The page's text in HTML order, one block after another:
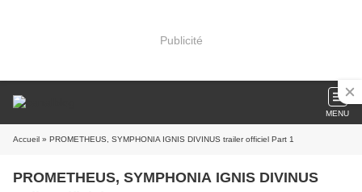
Publicité
MENU
Accueil » PROMETHEUS, SYMPHONIA IGNIS DIVINUS trailer officiel Part 1
PROMETHEUS, SYMPHONIA IGNIS DIVINUS